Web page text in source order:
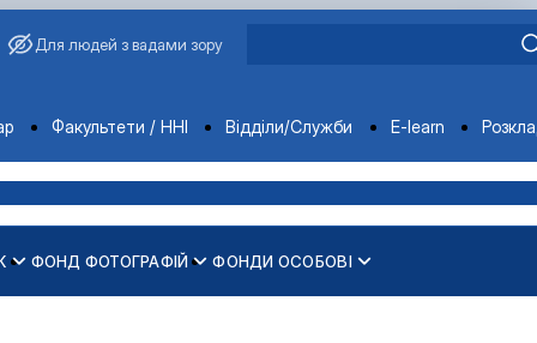
Для людей з вадами зору
Факультети / ННІ Відділи/Служби E-learn
(з 1898 р.)голосіївських інститут…
(з 2014 року)
ФОНД ФОТОГРАФІЙ ФОНДИ ОСОБОВІ